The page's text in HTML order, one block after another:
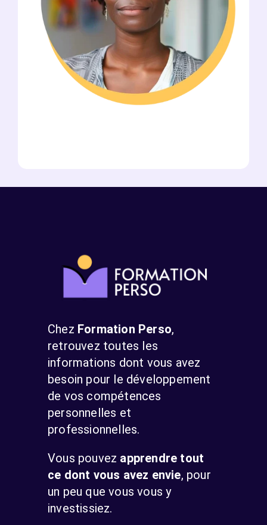
Chez Formation Perso,
retrouvez toutes les
informations dont vous avez
besoin pour le développement
de vos compétences
personnelles et
professionnelles.
Vous pouvez apprendre tout
ce dont vous avez envie, pour
un peu que vous vous y
investissiez.